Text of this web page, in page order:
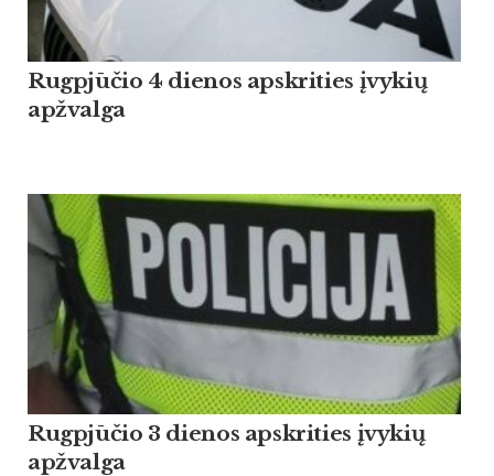
Rugpjūčio 4 dienos apskrities įvykių
apžvalga
Rugpjūčio 3 dienos apskrities įvykių
apžvalga